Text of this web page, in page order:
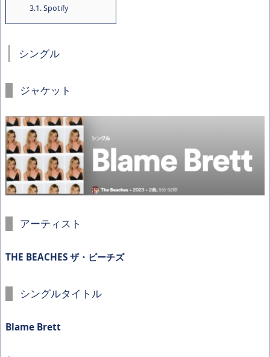
3.1.Spotify
シングル
ジャケット
アーティスト
THE BEACHES ザ・ビーチズ
シングルタイトル
Blame Brett